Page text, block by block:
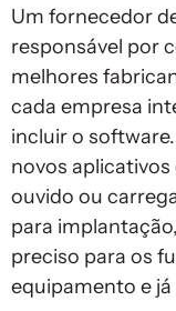
Um fornecedor
responsável por
melhores
cada empresa
incluir o
novos
ouvido ou
para
preciso para os
equipamento e